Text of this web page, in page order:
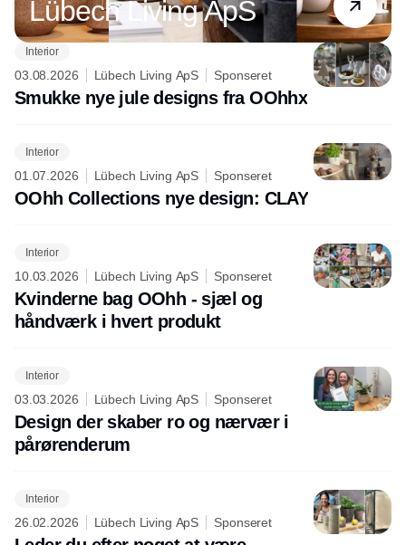
Lübech Living ApS
Interior
03.08.2026 Lübech Living ApS Sponseret
Smukke nye jule designs fra OOhhx
Interior
01.07.2026 Lübech Living ApS Sponseret
OOhh Collections nye design: CLAY
Interior
10.03.2026 Lübech Living ApS Sponseret
Kvinderne bag OOhh - sjæl og
håndværk i hvert produkt
Interior
03.03.2026 Lübech Living ApS Sponseret
Design der skaber ro og nærvær i
pårørenderum
Interior
26.02.2026 Lübech Living ApS Sponseret